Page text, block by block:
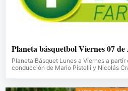
Planeta básquetbol Viernes 07 de
Planeta Básquet Lunes a Viernes a partir
conducción de Mario Pistelli y Nicolás